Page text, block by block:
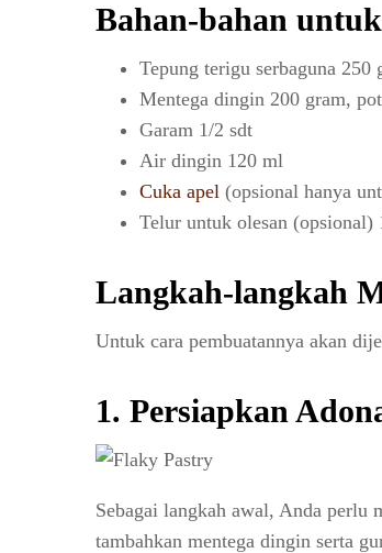
Bahan-bahan
Tepung terigu serbaguna 250
Mentega dingin 200 gram,
Garam 1/2 sdt
Air dingin 120 ml
Cuka apel (opsional hanya
Telur untuk olesan (opsional)
Langkah-langkah
Untuk cara pembuatannya akan
1. Persiapkan
Sebagai langkah awal, Anda perlu
tambahkan mentega dingin serta